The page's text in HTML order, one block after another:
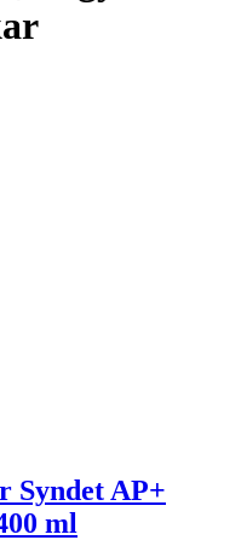
Syndet AP+
ml